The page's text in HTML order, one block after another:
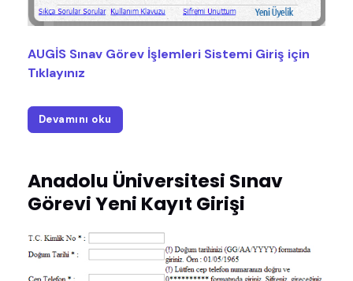
AUGİS Sınav Görev İşlemleri Sistemi Giriş için
Tıklayınız
Devamını oku
Anadolu Üniversitesi Sınav
Görevi Yeni Kayıt Girişi